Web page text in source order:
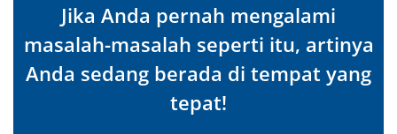
Jika Anda pernah mengalami
masalah-masalah seperti itu, artinya
Anda sedang berada di tempat yang
tepat!